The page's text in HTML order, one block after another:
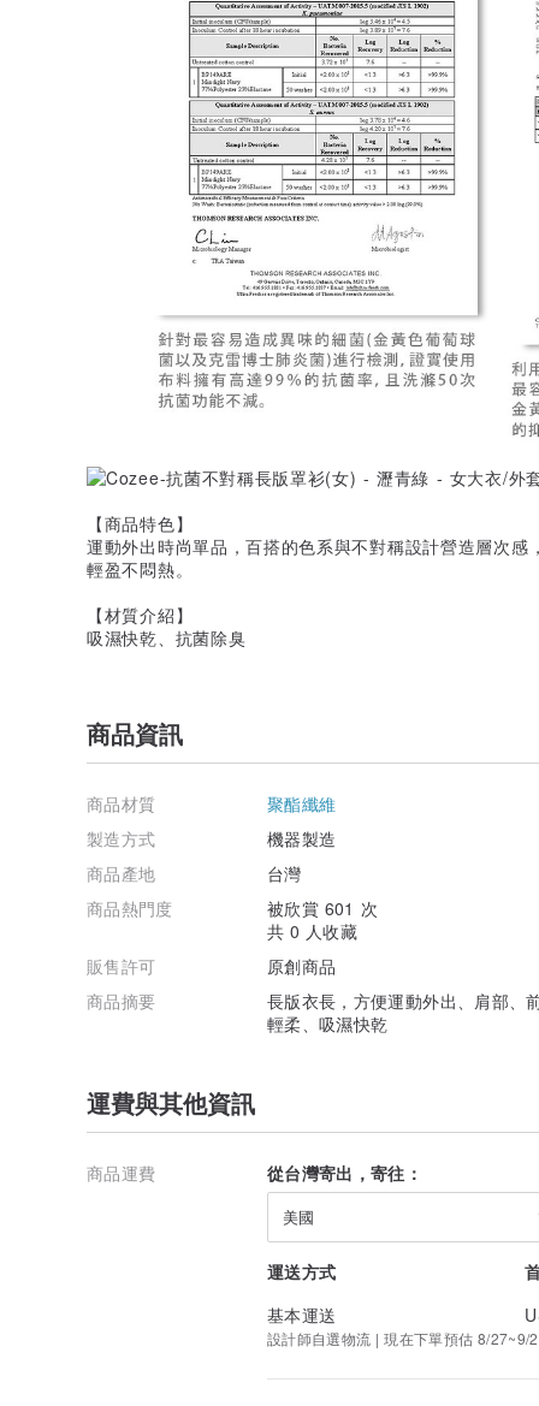
【商品特色】
運動外出時尚單品，百搭的色系與不對稱設計營造層次
輕盈不悶熱。
【材質介紹】
吸濕快乾、抗菌除臭
商品資訊
商品材質
聚酯纖維
製造方式
機器製造
商品產地
台灣
商品熱門度
被欣賞 601 次
共 0 人收藏
販售許可
原創商品
商品摘要
長版衣長，方便運動外出、肩部、
輕柔、吸濕快乾
運費與其他資訊
商品運費 從台灣寄出，寄往：
美國
運送方式
基本運送
設計師自選物流 | 現在下單預估 8/27~9/